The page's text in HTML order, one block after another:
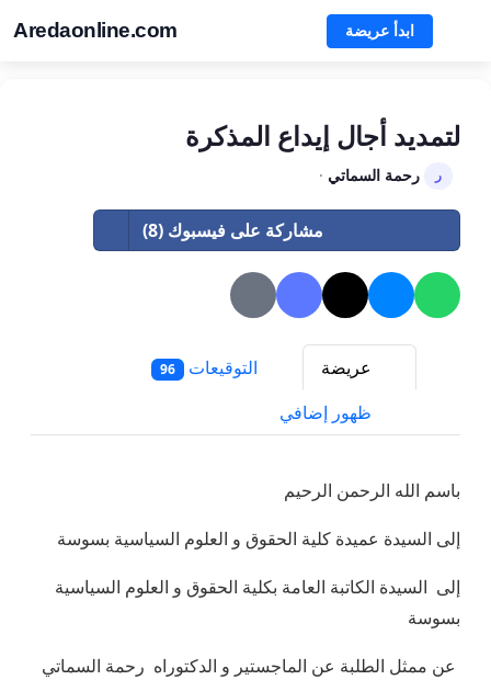
Aredaonline.com ابدأ عريضة
لتمديد أجال إيداع المذكرة
ر رحمة السماتي ·
مشاركة على فيسبوك (8)
عريضة التوقيعات 96
ظهور إضافي
باسم الله الرحمن الرحيم
إلى السيدة عميدة كلية الحقوق و العلوم السياسية بسوسة
إلى السيدة الكاتبة العامة بكلية الحقوق و العلوم السياسية
بسوسة
عن ممثل الطلبة عن الماجستير و الدكتوراه رحمة السماتي